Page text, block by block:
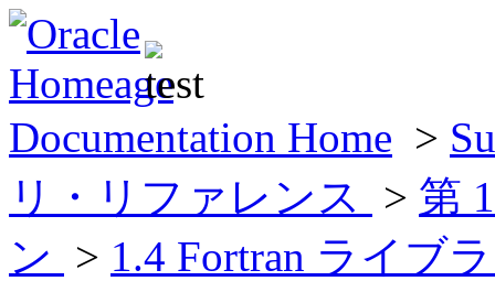
Documentation Home >
リ・リファレンス
> 第
ン
> 1.4 Fortran ライブ